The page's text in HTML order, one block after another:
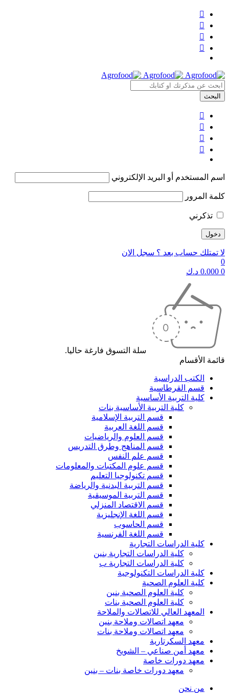
اسم المستخدم أو البريد الإلكتروني
كلمة المرور
تذكرني
لا تمتلك حساب بعد ؟ سجل الان
0
0
0.000 د.ك
سلة التسوق فارغة حاليا.
قائمة الأقسام
الكتب الدراسية
قسم القرطاسية
كلية التربية الأساسية
كلية التربية الأساسية بنات
قسم التربية الإسلامية
قسم اللغة العربية
قسم العلوم والرياضيات
قسم المناهج وطرق التدريس
قسم علم النفس
قسم علوم المكتبات والمعلومات
قسم تكنولوجيا التعليم
قسم التربية البدنية والرياضة
قسم التربية الموسيقية
قسم الاقتصاد المنزلي
قسم اللغة الإنجليزية
قسم الحاسوب
قسم اللغة الفرنسية
كلية الدراسات التجارية
كلية الدراسات التجارية بنين
كلية الدراسات التجارية ب
كلية الدراسات التكنولوجية
كلية العلوم الصحية
كلية العلوم الصحية بنين
كلية العلوم الصحية بنات
المعهد العالي للاتصالات والملاحة
معهد اتصالات وملاحة بنين
معهد اتصالات وملاحة بنات
معهد السكرتارية
معهد أمن صناعي – الشويخ
معهد دورات خاصة
معهد دورات خاصة بنات – بنين
من نحن